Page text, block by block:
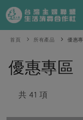
產品分類
當季蔬果
一籃菜
芽苗類
食譜料理
首頁 所有產品 優惠
優惠專區
共 41 項